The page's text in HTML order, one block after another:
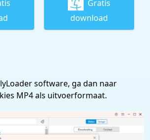
Gratis
download
software, ga dan naar
MP4 als uitvoerformaat.